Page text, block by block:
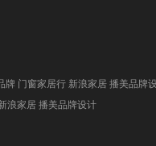
牌 门窗家居行 新浪家居播美品牌
浪家居播美品牌设计